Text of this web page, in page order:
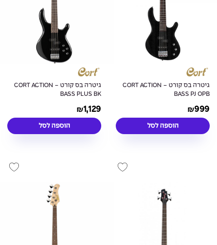
גיטרה בס קורט - CORT ACTION
BASS PJ OPB
₪999
הוספה לסל
גיטרה בס קורט - CORT ACTION
BASS PLUS BK
₪1,129
הוספה לסל